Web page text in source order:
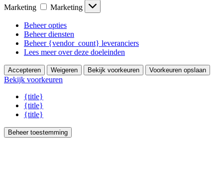
Marketing
Marketing
Beheer opties
Beheer diensten
Beheer {vendor_count} leveranciers
Lees meer over deze doeleinden
Accepteren Weigeren Bekijk voorkeuren Voorkeuren opslaan
Bekijk voorkeuren
{title}
{title}
{title}
Beheer toestemming